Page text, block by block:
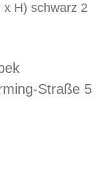
H) schwarz 2
Straße 5